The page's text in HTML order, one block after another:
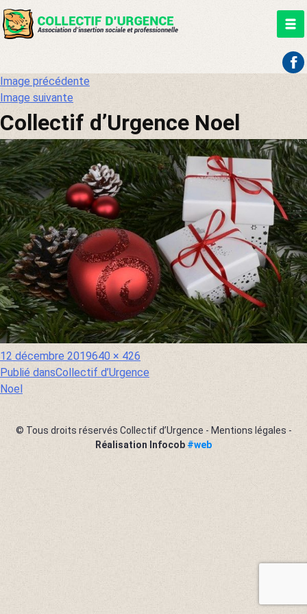
Aller
au
contenu
Image précédente
Image suivante
Collectif d’Urgence Noel
Publié
le
12 décembre 2019Taille
réelle
640 × 426
Navigation
de
l’article
Publié dansCollectif d’Urgence
Noel
© Tous droits réservés Collectif d’Urgence - Mentions légales-
Réalisation Infocob#web